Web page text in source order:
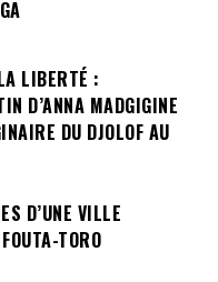
LIBERTÉ :
D’ANNA MADGIGINE
DU DJOLOF AU
D’UNE VILLE
TORO